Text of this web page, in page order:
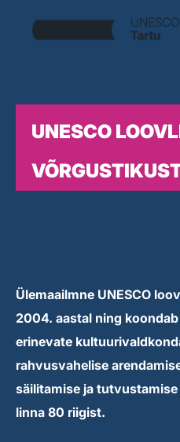
UNESCO
Ülemaailmne UNESCO
2004. aastal ning
erinevate
rahvusvahelise
säilitamise ja
linna 80 riigist.